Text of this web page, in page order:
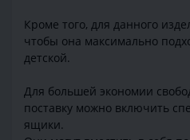
Кроме того, для данного
чтобы она максимально
детской.
Для большей экономии
поставку можно включить
ящики.